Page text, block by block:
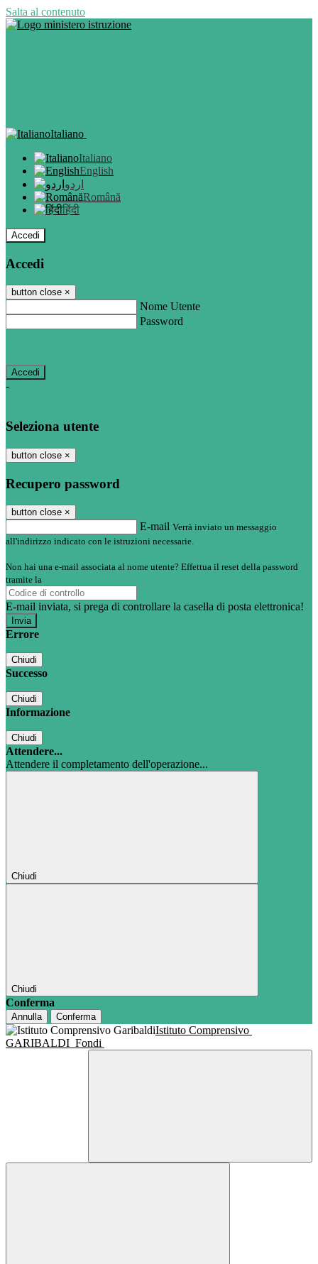
Salta al contenuto
Italiano
Italiano
English
اردو
Română
हिंदी
Accedi
Accedi
button close ×
Nome Utente
Password
-
Seleziona utente
button close ×
Recupero password
button close ×
E-mail Verrà inviato un messaggio
all'indirizzo indicato con le istruzioni necessarie.
Non hai una e-mail associata al nome utente? Effettua il reset della password
tramite la
E-mail inviata, si prega di controllare la casella di posta elettronica!
Errore
Chiudi
Successo
Chiudi
Informazione
Chiudi
Attendere...
Attendere il completamento dell'operazione...
Chiudi
Chiudi
Conferma
Annulla Conferma
Istituto Comprensivo
GARIBALDI Fondi